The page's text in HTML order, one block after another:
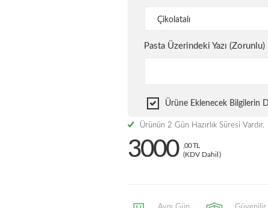
Çikolatalı
Pasta Üzerindeki Yazı (Zorunlu)
Ürüne Eklenecek Bilgilerin
Ürünün 2 Gün Hazırlık Süresi Vardır.
3000
,00 TL
(KDV Dahil)